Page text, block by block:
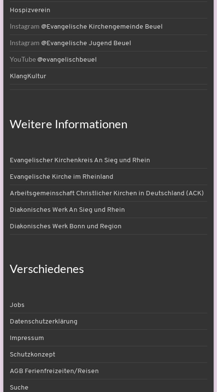
Hospizverein
Instagram @Evangelische Kirchengemeinde Beuel
Instagram @Evangelische Jugend Beuel
YouTube @evangelischbeuel
KlangKultur
Weitere Informationen
Evangelischer Kirchenkreis An Sieg und Rhein
Evangelische Kirche im Rheinland
Arbeitsgemeinschaft Christlicher Kirchen in Deutschland (ACK)
Diakonisches Werk An Sieg und Rhein
Diakonisches Werk Bonn und Region
Verschiedenes
Jobs
Datenschutzerklärung
Impressum
Schutzkonzept
AGB Ferienfreizeiten/Reisen
Suche